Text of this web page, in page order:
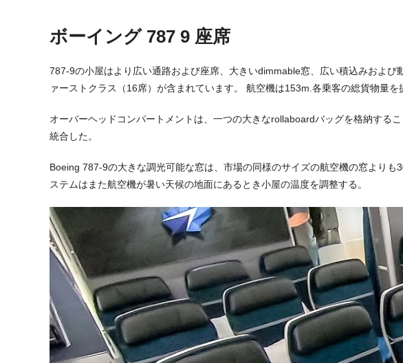
ボーイング 787 9 座席
787-9の小屋はより広い通路および座席、大きいdimmable窓、広い積込みおよ
ァーストクラス（16席）が含まれています。 航空機は153m.各乗客の総貨物量
オーバーヘッドコンパートメントは、一つの大きなrollaboardバッグを格納する
統合した。
Boeing 787-9の大きな調光可能な窓は、市場の同様のサイズの航空機の窓より
ステムはまた航空機が暑い天候の地面にあるとき小屋の温度を調整する。